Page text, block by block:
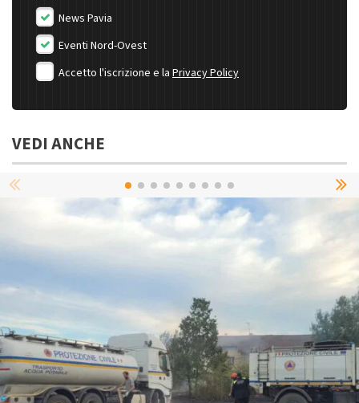
News Pavia
Eventi Nord-Ovest
Accetto l'iscrizione e la Privacy Policy
VEDI ANCHE